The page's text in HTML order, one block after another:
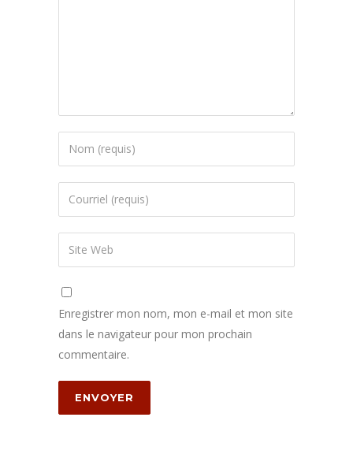
Enregistrer mon nom, mon e-mail et mon site
dans le navigateur pour mon prochain
commentaire.